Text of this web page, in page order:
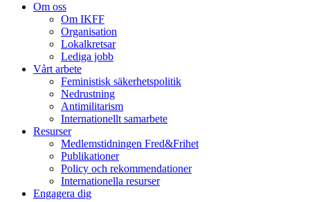
Om oss
Om IKFF
Organisation
Lokalkretsar
Lediga jobb
Vårt arbete
Feministisk säkerhetspolitik
Nedrustning
Antimilitarism
Internationellt samarbete
Resurser
Medlemstidningen Fred&Frihet
Publikationer
Policy och rekommendationer
Internationella resurser
Engagera dig